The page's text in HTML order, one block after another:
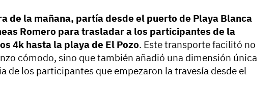
de la mañana, partía desde el puerto de Playa Blanca
Romero para trasladar a los participantes de la
4k hasta la playa de El Pozo. Este transporte facilitó no
cómodo, sino que también añadió una dimensión única
de los participantes que empezaron la travesía desde el